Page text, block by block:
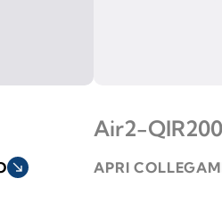
south_east
Air2-
APRI